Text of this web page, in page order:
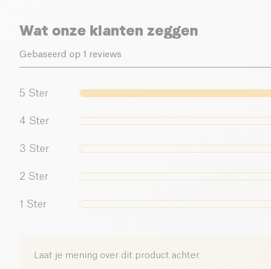
Wat onze klanten zeggen
Gebaseerd op 1 reviews
5 Ster
4 Ster
3 Ster
2 Ster
1 Ster
Laat je mening over dit product achter.